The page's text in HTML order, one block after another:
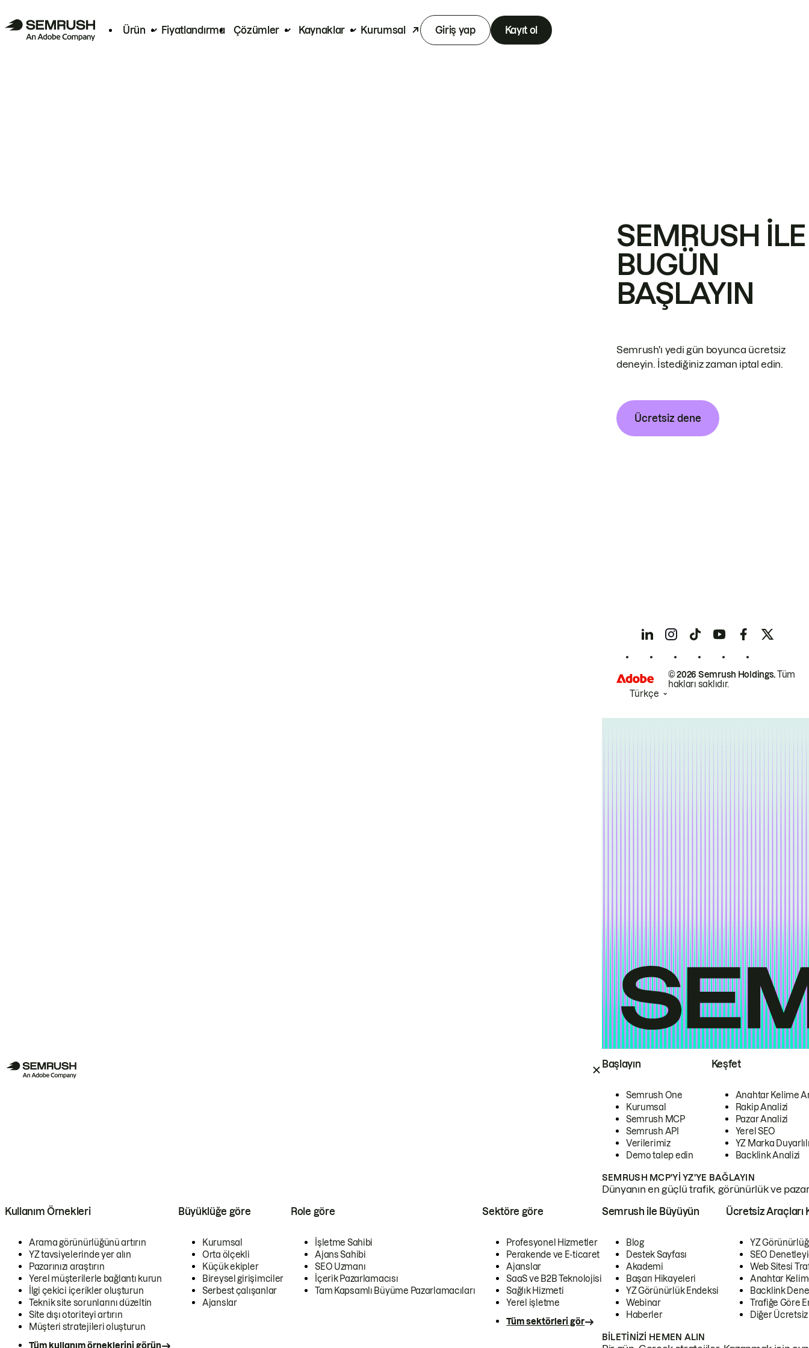
Ürün Fiyatlandırma Çözümler Kaynaklar Kurumsal Giriş yap Kayıt ol
Başlayın
Semrush One
Kurumsal
Semrush MCP
Semrush API
Verilerimiz
Demo talep edin
Keşfet
Anahtar Kelime
Rakip Analizi
Pazar Analizi
Yerel SEO
YZ Marka
Backlink Analizi
SEMRUSH MCP'YI YZ'YE BAĞLAYIN
Dünyanın en güçlü trafik, görünürlük ve
Kullanım Örnekleri
Arama görünürlüğünü artırın
YZ tavsiyelerinde yer alın
Pazarınızı araştırın
Yerel müşterilerle bağlantı kurun
İlgi çekici içerikler oluşturun
Teknik site sorunlarını düzeltin
Site dışı otoriteyi artırın
Müşteri stratejileri oluşturun
Tüm kullanım örneklerini görün
Büyüklüğe göre
Kurumsal
Orta ölçekli
Küçük ekipler
Bireysel girişimciler
Serbest çalışanlar
Ajanslar
Role göre
İşletme Sahibi
Ajans Sahibi
SEO Uzmanı
İçerik Pazarlamacısı
Tam Kapsamlı Büyüme Pazarlamacıları
Sektöre göre
Profesyonel Hizmetler
Perakende ve E-ticaret
Ajanslar
SaaS ve B2B Teknolojisi
Sağlık Hizmeti
Yerel işletme
Tüm sektörleri gör
Semrush ile Büyüyün
Blog
Destek Sayfası
Akademi
Başarı Hikayeleri
YZ Görünürlük Endeksi
Webinar
Haberler
Ücretsiz Araçları
YZ
SEO
Web Sitesi
Anahtar
Backlink
Trafiğe Göre
Diğer
BILETINIZI HEMEN ALIN
SEMRUSH ILE
BUGÜN
BAŞLAYIN
Semrush'ı yedi gün boyunca ücretsiz
deneyin. İstediğiniz zaman iptal edin.
Ücretsiz dene
© 2026 Semrush Holdings.Tüm
hakları saklıdır.
Türkçe